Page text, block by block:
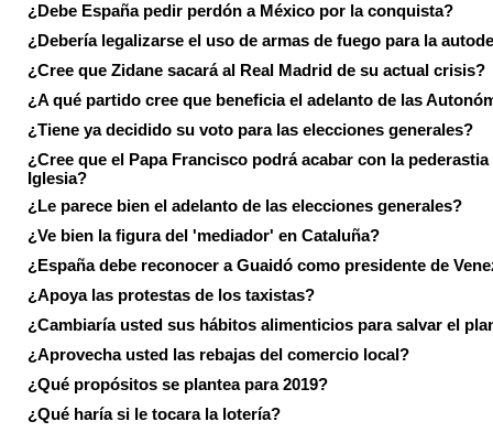
¿Debe España pedir perdón a México por la conquista?
¿Debería legalizarse el uso de armas de fuego para la
¿Cree que Zidane sacará al Real Madrid de su actual crisis?
¿A qué partido cree que beneficia el adelanto de las
¿Tiene ya decidido su voto para las elecciones generales?
¿Cree que el Papa Francisco podrá acabar con la pederastia
Iglesia?
¿Le parece bien el adelanto de las elecciones generales?
¿Ve bien la figura del 'mediador' en Cataluña?
¿España debe reconocer a Guaidó como presidente de
¿Apoya las protestas de los taxistas?
¿Cambiaría usted sus hábitos alimenticios para salvar el
¿Aprovecha usted las rebajas del comercio local?
¿Qué propósitos se plantea para 2019?
¿Qué haría si le tocara la lotería?